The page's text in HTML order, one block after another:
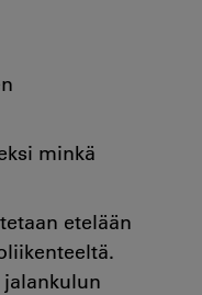
minkä
etelään